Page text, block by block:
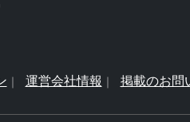
運営会社情報 掲載のお問